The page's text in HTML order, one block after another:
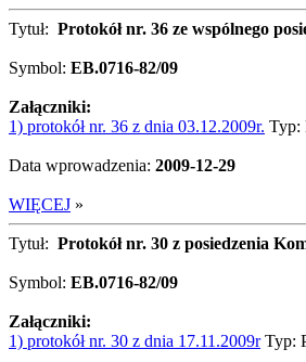
Tytuł: Protokół nr. 36 ze wspólnego
Symbol: EB.0716-82/09
Załączniki:
1) protokół nr. 36 z dnia 03.12.2009r. Typ:
Data wprowadzenia: 2009-12-29
WIĘCEJ »
Tytuł: Protokół nr. 30 z posiedzenia
Symbol: EB.0716-82/09
Załączniki:
1) protokół nr. 30 z dnia 17.11.2009rTyp: